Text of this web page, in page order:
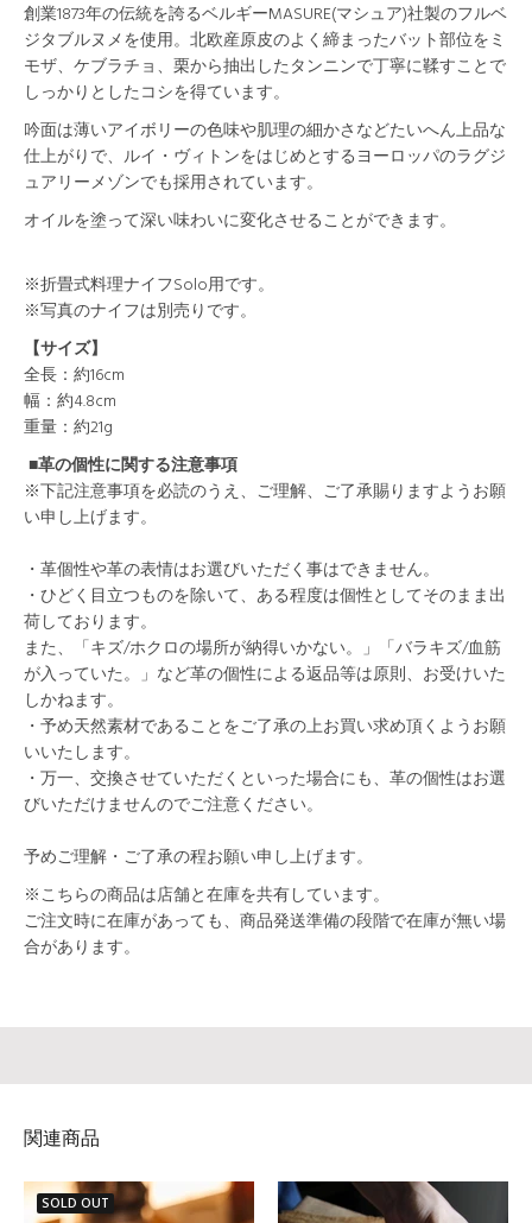
創業1873年の伝統を誇るベルギーMASURE(マシュア)社製のフルベ
ジタブルヌメを使用。北欧産原皮のよく締まったバット部位をミ
モザ、ケブラチョ、栗から抽出したタンニンで丁寧に鞣すことで
しっかりとしたコシを得ています。
吟面は薄いアイボリーの色味や肌理の細かさなどたいへん上品な
仕上がりで、ルイ・ヴィトンをはじめとするヨーロッパのラグジ
ュアリーメゾンでも採用されています。
オイルを塗って深い味わいに変化させることができます。
※折畳式料理ナイフSolo用です。
※写真のナイフは別売りです。
【サイズ】
全長：約16cm
幅：約4.8cm
重量：約21g
■革の個性に関する注意事項
※下記注意事項を必読のうえ、ご理解、ご了承賜りますようお願
い申し上げます。
・革個性や革の表情はお選びいただく事はできません。
・ひどく目立つものを除いて、ある程度は個性としてそのまま出
荷しております。
また、「キズ/ホクロの場所が納得いかない。」「バラキズ/血筋
が入っていた。」など革の個性による返品等は原則、お受けいた
しかねます。
・予め天然素材であることをご了承の上お買い求め頂くようお願
いいたします。
・万一、交換させていただくといった場合にも、革の個性はお選
びいただけませんのでご注意ください。
予めご理解・ご了承の程お願い申し上げます。
※こちらの商品は店舗と在庫を共有しています。
ご注文時に在庫があっても、商品発送準備の段階で在庫が無い場
合があります。
関連商品
SOLD OUT